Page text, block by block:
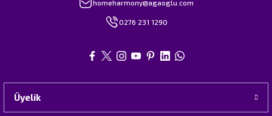
homeharmony@agaoglu.com
0276 231 1290
Üyelik